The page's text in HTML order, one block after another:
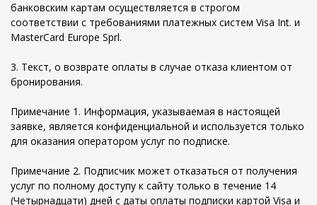
банковским картам осуществляется в строгом
соответствии с требованиями платежных систем Visa Int. и
MasterCard Europe Sprl.
3. Текст, о возврате оплаты в случае отказа клиентом от
бронирования.
Примечание 1. Информация, указываемая в настоящей
заявке, является конфиденциальной и используется только
для оказания оператором услуг по подписке.
Примечание 2. Подписчик может отказаться от получения
услуг по полному доступу к сайту только в течение 14
(Четырнадцати) дней с даты оплаты подписки картой Visa и